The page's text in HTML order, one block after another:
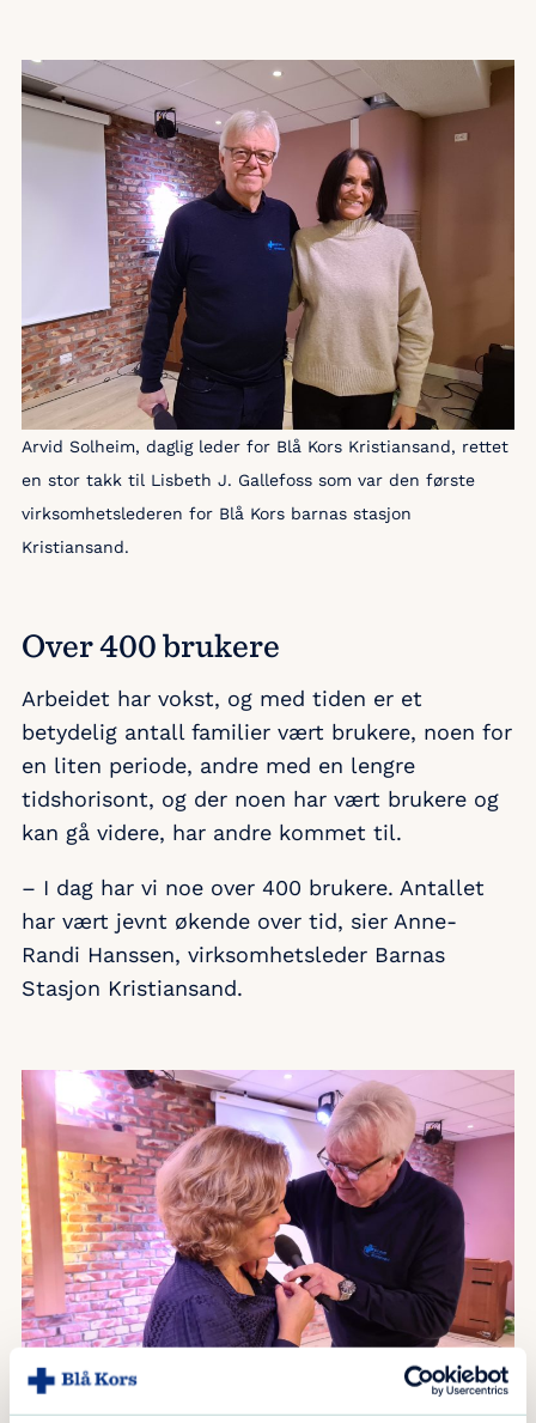
Arvid Solheim, daglig leder for Blå Kors Kristiansand, rettet
en stor takk til Lisbeth J. Gallefoss som var den første
virksomhetslederen for Blå Kors barnas stasjon
Kristiansand.
Over 400 brukere
Arbeidet har vokst, og med tiden er et
betydelig antall familier vært brukere, noen for
en liten periode, andre med en lengre
tidshorisont, og der noen har vært brukere og
kan gå videre, har andre kommet til.
– I dag har vi noe over 400 brukere. Antallet
har vært jevnt økende over tid, sier Anne-
Randi Hanssen, virksomhetsleder Barnas
Stasjon Kristiansand.